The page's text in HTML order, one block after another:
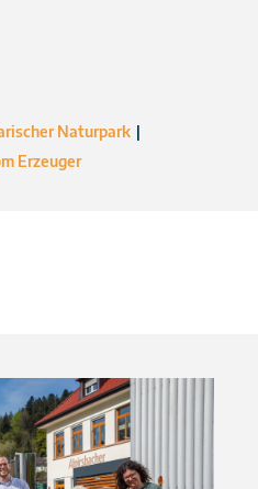
Naturpark
Erzeuger